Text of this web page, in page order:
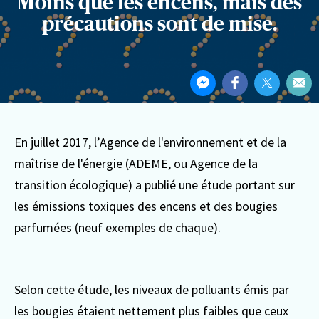
précautions sont de mise.
Partager
cetPartager
sur
Partager
sur
Partager
sur Par
En juillet 2017, l’Agence de l'environnement et de la
maîtrise de l'énergie (ADEME, ou Agence de la
transition écologique) a publié une étude portant sur
les émissions toxiques des encens et des bougies
parfumées (neuf exemples de chaque).
Selon cette étude, les niveaux de polluants émis par
les bougies étaient nettement plus faibles que ceux